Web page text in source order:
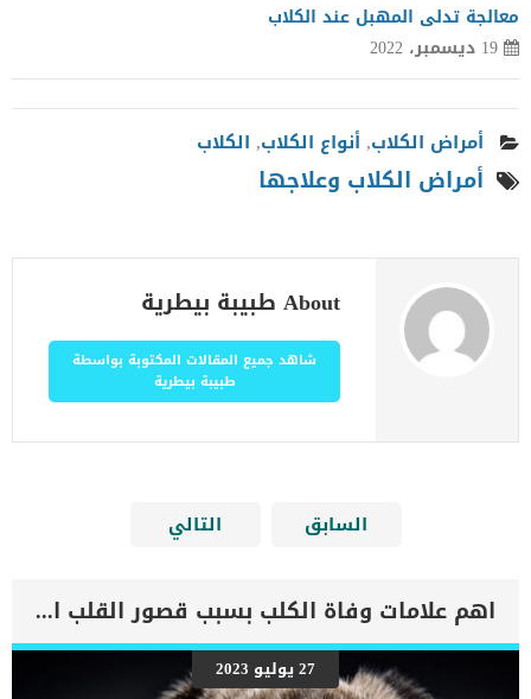
معالجة تدلى المهبل عند الكلاب
19 ديسمبر، 2022
أمراض الكلاب, أنواع الكلاب, الكلاب
أمراض الكلاب وعلاجها
About طبيبة بيطرية
شاهد جميع المقالات المكتوبة بواسطة
طبيبة بيطرية
السابق التالي
اهم علامات وفاة الكلب بسبب قصور القلب الاحتقانى
27 يوليو 2023